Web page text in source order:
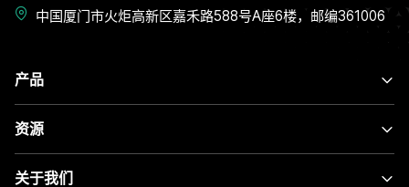
产品
资源
关于我们
中国厦门市火炬高新区嘉禾路588号A座6楼，邮编361006